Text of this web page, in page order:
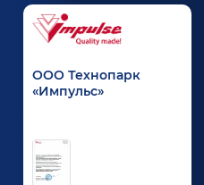
ООО Технопарк
«Импульс»